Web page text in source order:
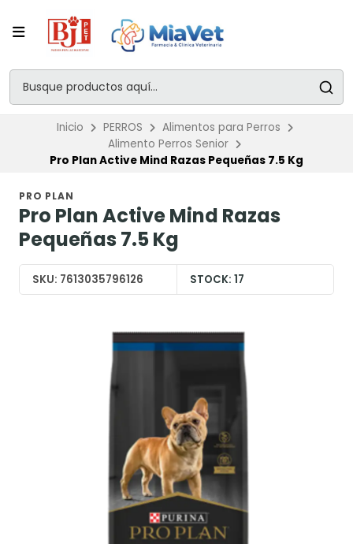
Inicio PERROS
Alimentos para Perros
Alimento Perros Senior
Pro Plan Active Mind Razas Pequeñas 7.5 Kg
PRO PLAN
Pro Plan Active Mind Razas
Pequeñas 7.5 Kg
SKU: 7613035796126 STOCK: 17